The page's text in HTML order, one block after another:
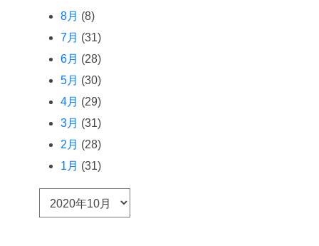
8月 (8)
7月 (31)
6月 (28)
5月 (30)
4月 (29)
3月 (31)
2月 (28)
1月 (31)
ー